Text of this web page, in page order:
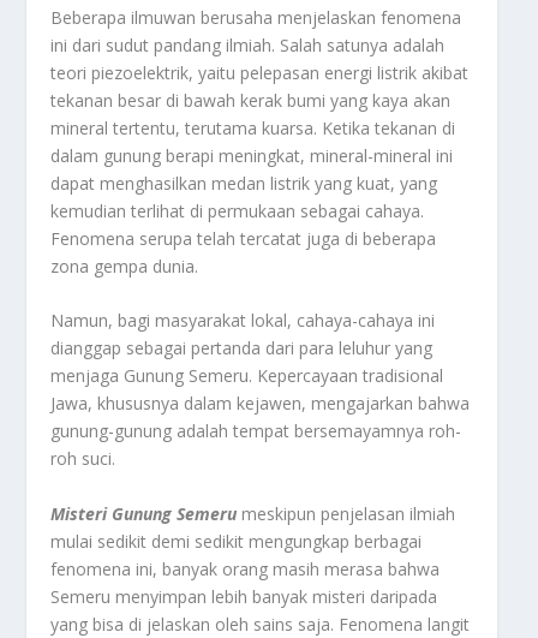
Beberapa ilmuwan berusaha menjelaskan fenomena
ini dari sudut pandang ilmiah. Salah satunya adalah
teori piezoelektrik, yaitu pelepasan energi listrik akibat
tekanan besar di bawah kerak bumi yang kaya akan
mineral tertentu, terutama kuarsa. Ketika tekanan di
dalam gunung berapi meningkat, mineral-mineral ini
dapat menghasilkan medan listrik yang kuat, yang
kemudian terlihat di permukaan sebagai cahaya.
Fenomena serupa telah tercatat juga di beberapa
zona gempa dunia.
Namun, bagi masyarakat lokal, cahaya-cahaya ini
dianggap sebagai pertanda dari para leluhur yang
menjaga Gunung Semeru. Kepercayaan tradisional
Jawa, khususnya dalam kejawen, mengajarkan bahwa
gunung-gunung adalah tempat bersemayamnya roh-
roh suci.
Misteri Gunung Semeru meskipun penjelasan ilmiah
mulai sedikit demi sedikit mengungkap berbagai
fenomena ini, banyak orang masih merasa bahwa
Semeru menyimpan lebih banyak misteri daripada
yang bisa di jelaskan oleh sains saja. Fenomena langit